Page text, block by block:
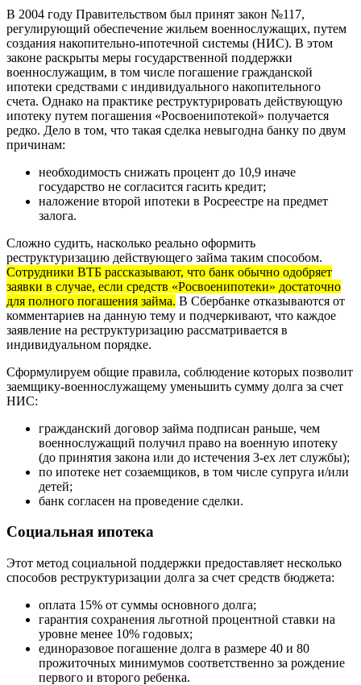
В 2004 году Правительством был принят закон №117,
регулирующий обеспечение жильем военнослужащих, путем
создания накопительно-ипотечной системы (НИС). В этом
законе раскрыты меры государственной поддержки
военнослужащим, в том числе погашение гражданской
ипотеки средствами с индивидуального накопительного
счета. Однако на практике реструктурировать действующую
ипотеку путем погашения «Росвоенипотекой» получается
редко. Дело в том, что такая сделка невыгодна банку по двум
причинам:
необходимость снижать процент до 10,9 иначе
государство не согласится гасить кредит;
наложение второй ипотеки в Росреестре на предмет
залога.
Сложно судить, насколько реально оформить
реструктуризацию действующего займа таким способом.
Сотрудники ВТБ рассказывают, что банк обычно одобряет
заявки в случае, если средств «Росвоенипотеки» достаточно
для полного погашения займа. В Сбербанке отказываются от
комментариев на данную тему и подчеркивают, что каждое
заявление на реструктуризацию рассматривается в
индивидуальном порядке.
Сформулируем общие правила, соблюдение которых позволит
заемщику-военнослужащему уменьшить сумму долга за счет
НИС:
гражданский договор займа подписан раньше, чем
военнослужащий получил право на военную ипотеку
(до принятия закона или до истечения 3-ех лет службы);
по ипотеке нет созаемщиков, в том числе супруга и/или
детей;
банк согласен на проведение сделки.
Социальная ипотека
Этот метод социальной поддержки предоставляет несколько
способов реструктуризации долга за счет средств бюджета:
оплата 15% от суммы основного долга;
гарантия сохранения льготной процентной ставки на
уровне менее 10% годовых;
единоразовое погашение долга в размере 40 и 80
прожиточных минимумов соответственно за рождение
первого и второго ребенка.